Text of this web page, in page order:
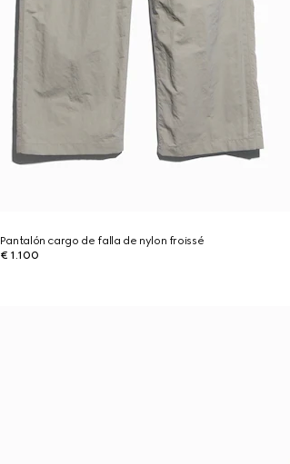
Pantalón cargo de falla de nylon froissé
€ 1.100